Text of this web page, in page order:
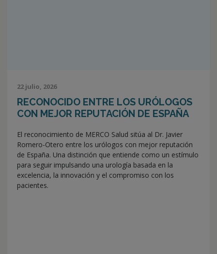
22 julio, 2026
RECONOCIDO ENTRE LOS URÓLOGOS
CON MEJOR REPUTACIÓN DE ESPAÑA
El reconocimiento de MERCO Salud sitúa al Dr. Javier
Romero-Otero entre los urólogos con mejor reputación
de España. Una distinción que entiende como un estímulo
para seguir impulsando una urología basada en la
excelencia, la innovación y el compromiso con los
pacientes.